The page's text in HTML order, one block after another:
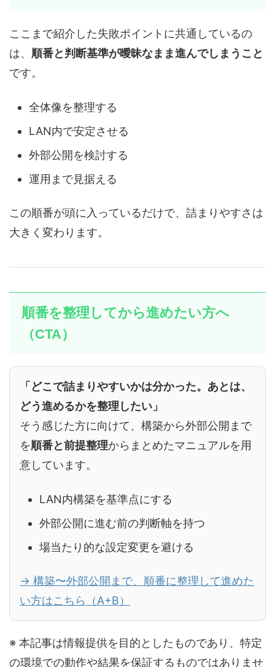
ここまで紹介した失敗ポイントに共通しているの
は、 順番と判断基準が曖昧なまま進んでしまうこと
です。
全体像を整理する
LAN内で安定させる
外部公開を検討する
運用まで見据える
この順番が頭に入っているだけで、詰まりやすさは
大きく変わります。
順番を整理してから進めたい方へ
（CTA）
「どこで詰まりやすいかは分かった。あとは、
どう進めるかを整理したい」
そう感じた方に向けて、構築から外部公開まで
を順番と前提整理からまとめたマニュアルを用
意しています。
LAN内構築を基準点にする
外部公開に進む前の判断軸を持つ
場当たり的な設定変更を避ける
→ 構築〜外部公開まで、順番に整理して進めた
い方はこちら（A+B）
※ 本記事は情報提供を目的としたものであり、特定
の環境での動作や結果を保証するものではありませ